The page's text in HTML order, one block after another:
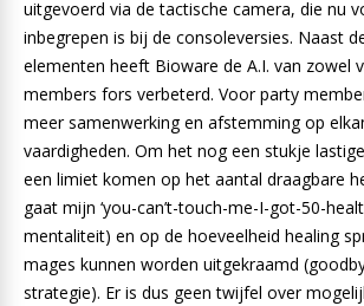
uitgevoerd via de tactische camera, die nu
inbegrepen is bij de consoleversies. Naast
elementen heeft Bioware de A.I. van zowel
members fors verbeterd. Voor party
meer samenwerking en afstemming op
vaardigheden. Om het nog een stukje
een limiet komen op het aantal draagbare
gaat mijn ‘you-can’t-touch-me-I-got-50-
mentaliteit) en op de hoeveelheid healing
mages kunnen worden uitgekraamd
strategie). Er is dus geen twijfel over